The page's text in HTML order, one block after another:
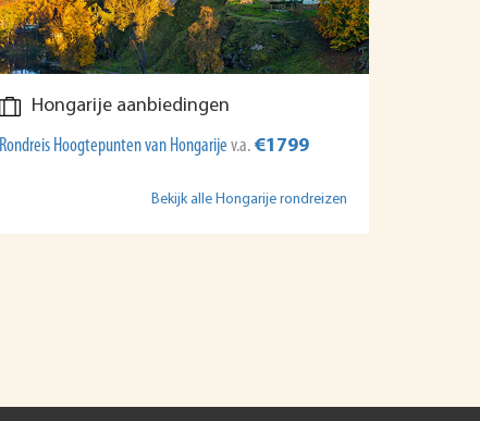
Hongarije aanbiedingen
Rondreis Hoogtepunten van Hongarije v.a. €1799
Bekijk alle Hongarije rondreizen